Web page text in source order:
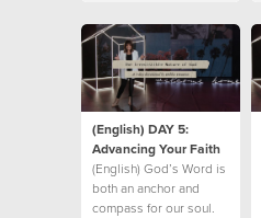
(English) DAY 5:
Advancing Your Faith
(English) God’s Word is
both an anchor and
compass for our soul.